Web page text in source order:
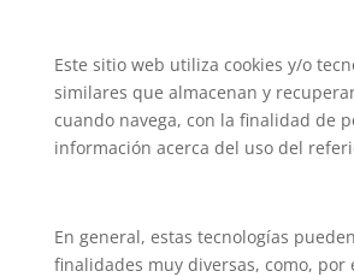
Este sitio web utiliza cookies y/o
similares que almacenan y
cuando navega, con la finalidad de
información acerca del uso del
En general, estas tecnologías
finalidades muy diversas, como, por